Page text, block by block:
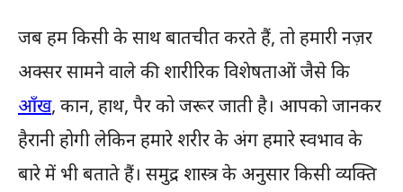
जब हम किसी के साथ बातचीत करते हैं, तो हमारी नज़र
अक्सर सामने वाले की शारीरिक विशेषताओं जैसे कि
आँख, कान, हाथ, पैर को जरूर जाती है। आपको जानकर
हैरानी होगी लेकिन हमारे शरीर के अंग हमारे स्वभाव के
बारे में भी बताते हैं। समुद्र शास्त्र के अनुसार किसी व्यक्ति